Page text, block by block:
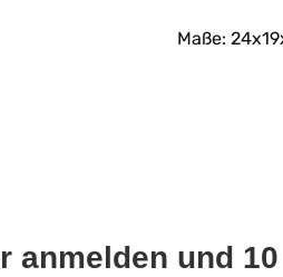
Maße:
anmelden und